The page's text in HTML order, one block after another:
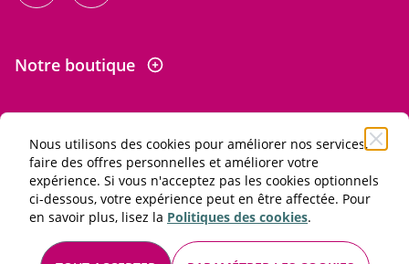
Nous utilisons des cookies pour améliorer nos services,
faire des offres personnelles et améliorer votre
expérience. Si vous n'acceptez pas les cookies optionnels
ci-dessous, votre expérience peut en être affectée. Pour
en savoir plus, lisez la Politiques des cookies.
Notre boutique
Informations
L'abus d'alcool est dangereux pour la santé. À consommer
avec modération.